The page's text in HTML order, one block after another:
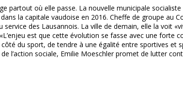
partout où elle passe. La nouvelle municipale
la capitale vaudoise en 2016. Cheffe de groupe au
service des Lausannois. La ville de demain, elle la voit
est que cette évolution se fasse avec une
du sport, de tendre à une égalité entre sportives et
l’action sociale, Emilie Moeschler promet de lutter